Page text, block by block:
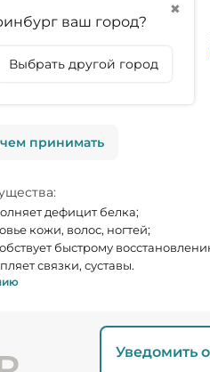
✖
ваш город?
Выбрать другой город
г. Тюмень
принимать
дефицит белка;
кожи, волос, ногтей;
быстрому
связки, суставы.
Уведомить